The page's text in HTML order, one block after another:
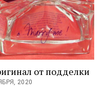
от подделки
2020